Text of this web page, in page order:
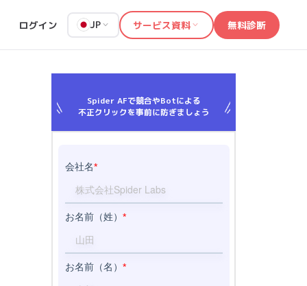
ログイン JP サービス資料 無料診断
Spider AFで競合やBotによる
不正クリックを事前に防ぎましょう